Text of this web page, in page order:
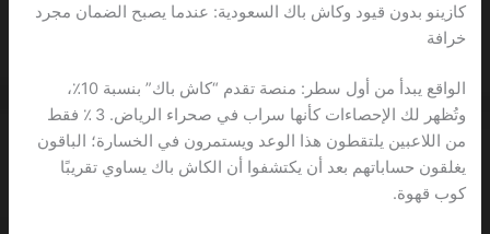
كازينو بدون قيود وكاش باك السعودية: عندما يصبح الضمان مجرد
خرافة
الواقع يبدأ من أول سطر: منصة تقدم “كاش باك” بنسبة 10٪،
وتُظهر لك الإحصاءات كأنها سراب في صحراء الرياض. 3 ٪ فقط
من اللاعبين يلتقطون هذا الوعد ويستمرون في الخسارة؛ الباقون
يغلقون حساباتهم بعد أن يكتشفوا أن الكاش باك يساوي تقريبًا
كوب قهوة.